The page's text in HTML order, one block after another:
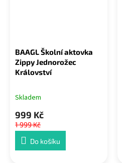
BAAGL Školní aktovka
Zippy Jednorožec
Království
Skladem
999 Kč
1 999 Kč
Do košíku